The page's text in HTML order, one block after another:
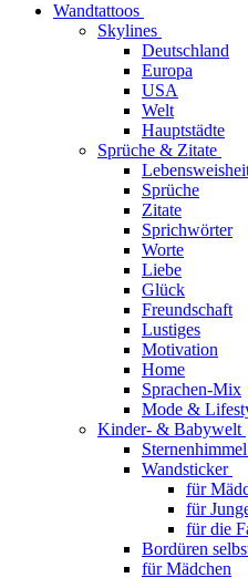
Wandtattoos
Skylines
Deutschland
Europa
USA
Welt
Hauptstädte
Sprüche & Zitate
Sprüche
Zitate
Sprichwörter
Worte
Liebe
Glück
Freundschaft
Lustiges
Motivation
Home
Sprachen-Mix
Mode &
Kinder- & Babywelt
Wandsticker
für
für
für die
Bordüren
für Mädchen